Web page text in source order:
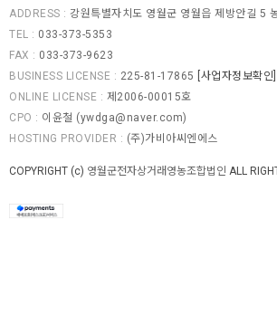
ADDRESS : 강원특별자치도 영월군 영월읍 제방안길 5
TEL : 033-373-5353
FAX : 033-373-9623
BUSINESS LICENSE : 225-81-17865
[사업자정보확인]
ONLINE LICENSE : 제2006-00015호
CPO : 이윤철 (ywdga@naver.com)
HOSTING PROVIDER : (주)가비아씨엔에스
COPYRIGHT (c) 영월군전자상거래영농조합법인 ALL